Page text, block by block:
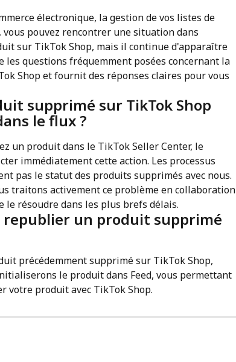
électronique, la gestion de vos listes de
pouvez rencontrer une situation dans
sur TikTok Shop, mais il continue d'apparaître
les questions fréquemment posées concernant la
Shop et fournit des réponses claires pour vous
supprimé sur TikTok Shop
le flux ?
un produit dans le TikTok Seller Center, le
immédiatement cette action. Les processus
pas le statut des produits supprimés avec nous.
traitons activement ce problème en collaboration
le résoudre dans les plus brefs délais.
republier un produit supprimé
précédemment supprimé sur TikTok Shop,
le produit dans Feed, vous permettant
votre produit avec TikTok Shop.